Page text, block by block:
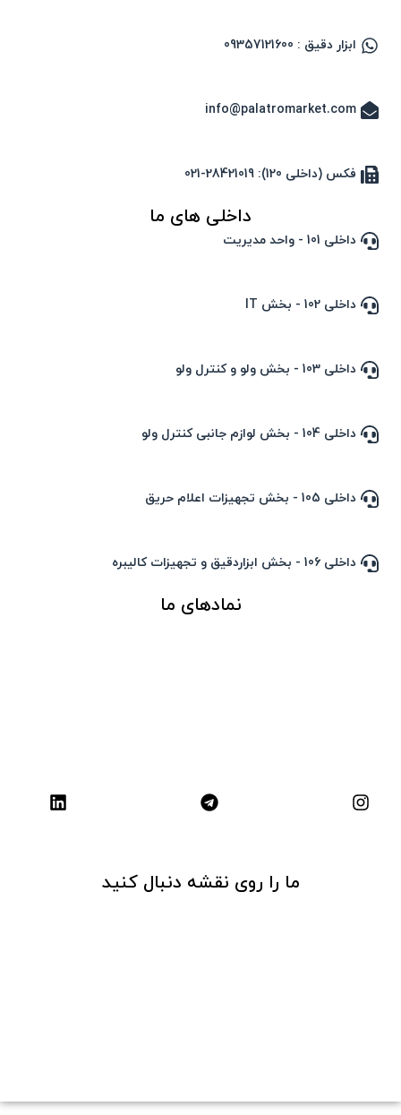
ابزار دقیق : 09357121600
info@palatromarket.com
فکس (داخلی 120): 28421019-021
داخلی های ما
داخلی 101 - واحد مدیریت
داخلی 102 - بخش IT
داخلی 103 - بخش ولو و کنترل ولو
داخلی 104 - بخش لوازم جانبی کنترل ولو
داخلی 105 - بخش تجهیزات اعلام حریق
داخلی 106 - بخش ابزاردقیق و تجهیزات کالیبره
نمادهای ما
ما را روی نقشه دنبال کنید